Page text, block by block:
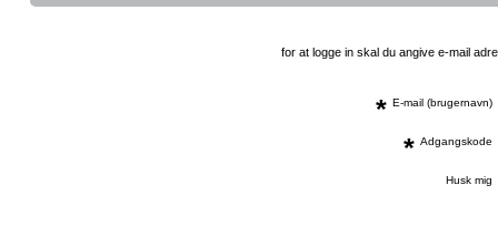
for at logge in skal du angive e-mail
* E-mail (brugernavn)
* Adgangskode
Husk mig